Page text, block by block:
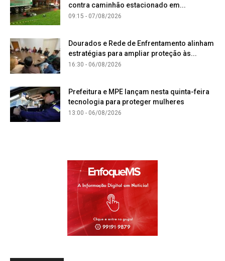
contra caminhão estacionado em...
09:15 - 07/08/2026
Dourados e Rede de Enfrentamento alinham
estratégias para ampliar proteção às...
16:30 - 06/08/2026
Prefeitura e MPE lançam nesta quinta-feira
tecnologia para proteger mulheres
13:00 - 06/08/2026